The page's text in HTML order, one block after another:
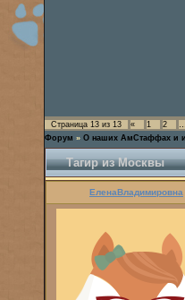
Страница 13 из 13 « 1 2 …
Форум » О наших АмСтаффах и
Тагир из Москвы
ЕленаВладимировна